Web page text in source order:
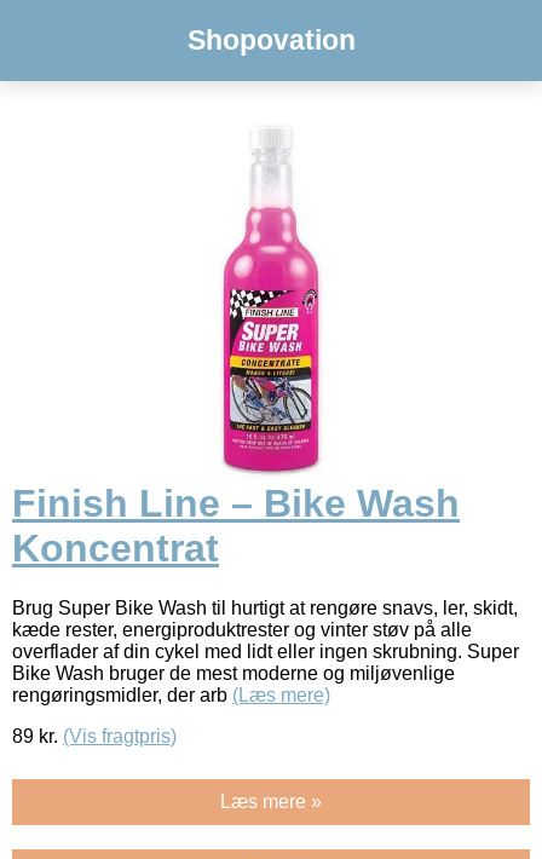
Shopovation
Finish Line – Bike Wash
Koncentrat
Brug Super Bike Wash til hurtigt at rengøre snavs, ler, skidt,
kæde rester, energiproduktrester og vinter støv på alle
overflader af din cykel med lidt eller ingen skrubning. Super
Bike Wash bruger de mest moderne og miljøvenlige
rengøringsmidler, der arb (Læs mere)
89 kr. (Vis fragtpris)
Læs mere »